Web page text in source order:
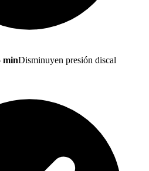
minDisminuyen presión discal